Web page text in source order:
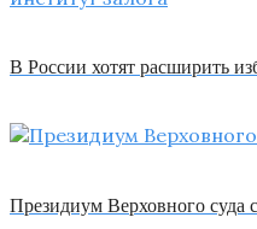
В России хотят расширить
Президиум Верховного суда